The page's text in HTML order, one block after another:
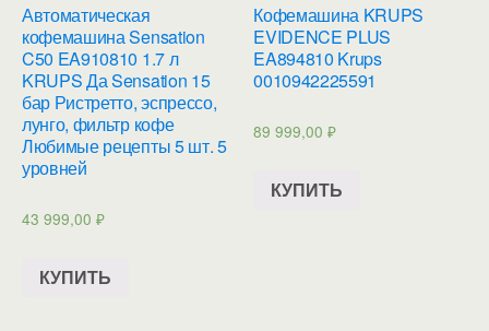
Автоматическая
кофемашина Sensation
C50 EA910810 1.7 л
KRUPS Да Sensation 15
бар Ристретто, эспрессо,
лунго, фильтр кофе
Любимые рецепты 5 шт. 5
уровней
43 999,00 ₽
КУПИТЬ
Кофемашина KRUPS
EVIDENCE PLUS
EA894810 Krups
0010942225591
89 999,00₽
КУПИТЬ